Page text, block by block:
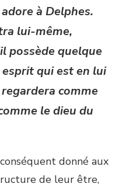
à Delphes.
lui-même,
possède quelque
qui est en lui
comme
le dieu du
donné aux
de leur être,